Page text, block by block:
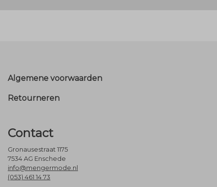
Footer
Algemene voorwaarden
Retourneren
Contact
Gronausestraat 1175
7534 AG Enschede
info@mengermode.nl
(053) 461 14 73